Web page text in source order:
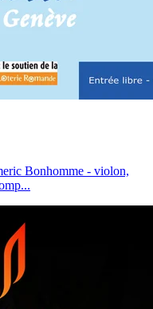
Bonhomme - violon,
...